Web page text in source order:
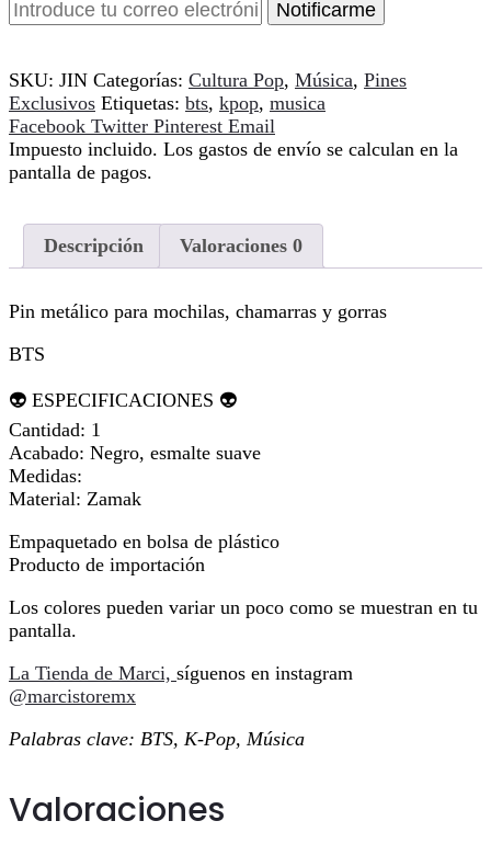
Notificarme
SKU: JIN Categorías: Cultura Pop, Música, Pines
Exclusivos Etiquetas: bts, kpop, musica
Compartir
Facebook Twitter Pinterest Email
Impuesto incluido. Los gastos de envío se calculan en la
pantalla de pagos.
Descripción Valoraciones 0
Pin metálico para mochilas, chamarras y gorras
BTS
👽 ESPECIFICACIONES 👽
Cantidad: 1
Acabado: Negro, esmalte suave
Medidas:
Material: Zamak
Empaquetado en bolsa de plástico
Producto de importación
Los colores pueden variar un poco como se muestran en tu
pantalla.
La Tienda de Marci, síguenos en instagram
@marcistoremx
Palabras clave: BTS, K-Pop, Música
Valoraciones